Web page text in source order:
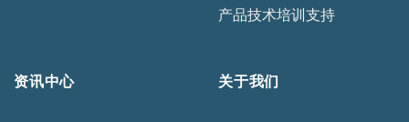
产品技术培训支持
资讯中心 关于我们